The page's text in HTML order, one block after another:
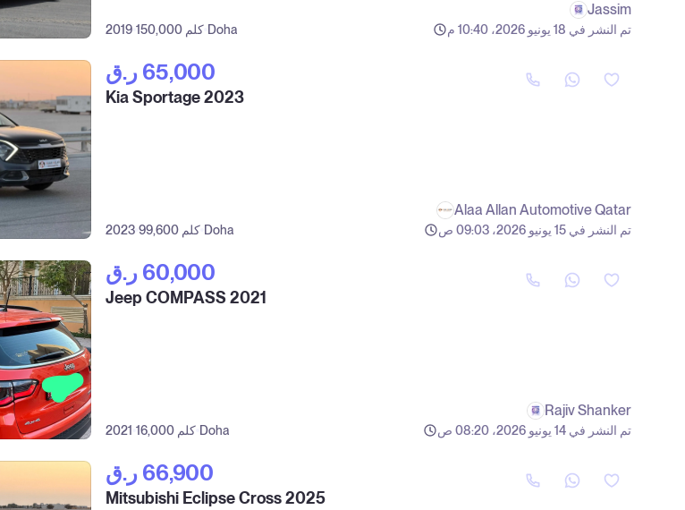
2019 150,000 كلم Doha
Jassim
تم النشر في 18 يونيو 2026، 10:40 م
ر.ق‎ 65,000
Kia Sportage 2023
2023 99,600 كلم Doha
Alaa Allan Automotive Qatar
تم النشر في 15 يونيو 2026، 09:03 ص
ر.ق‎ 60,000
Jeep COMPASS 2021
2021 16,000 كلم Doha
Rajiv Shanker
تم النشر في 14 يونيو 2026، 08:20 ص
ر.ق‎ 66,900
Mitsubishi Eclipse Cross 2025